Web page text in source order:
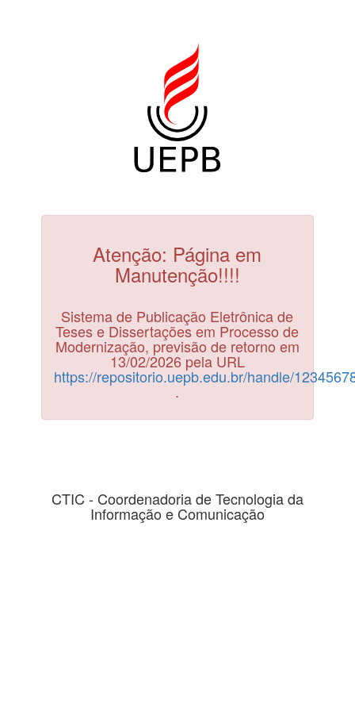
Atenção: Página em
Manutenção!!!!
Sistema de Publicação Eletrônica de
Teses e Dissertações em Processo de
Modernização, previsão de retorno em
13/02/2026 pela URL
https://repositorio.uepb.edu.br/handle/
.
CTIC - Coordenadoria de Tecnologia da
Informação e Comunicação